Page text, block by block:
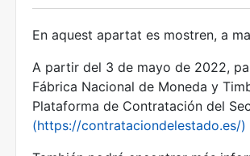
Mostra/Amaga
Mostra/Amaga
En aquest apartat es mostren, a
A partir del 3 de mayo de 2022,
Fábrica Nacional de Moneda y
Plataforma de Contratación del
(https://contrataciondelestado.es/)